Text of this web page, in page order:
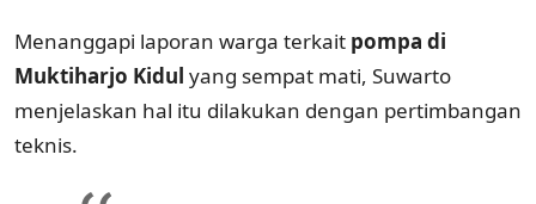
Menanggapi laporan warga terkait pompa di
Muktiharjo Kidul yang sempat mati, Suwarto
menjelaskan hal itu dilakukan dengan pertimbangan
teknis.